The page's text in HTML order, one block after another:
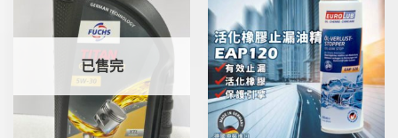
已售完